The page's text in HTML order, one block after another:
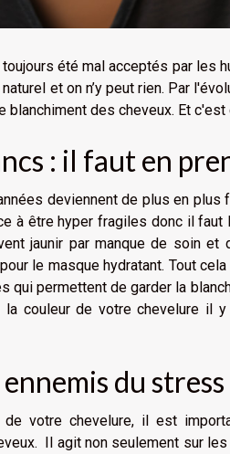
été mal acceptés par les
et on n’y peut rien. Par
blanchiment des cheveux. Et
: il faut en
deviennent de plus en
à être hyper fragiles donc il
jaunir par manque de soin
le masque hydratant. Tout
qui permettent de garder la
la couleur de votre chevelure il
ennemis du
de votre chevelure, il est
Il agit non seulement sur